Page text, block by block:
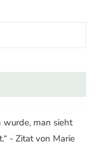
wurde, man sieht
- Zitat von Marie